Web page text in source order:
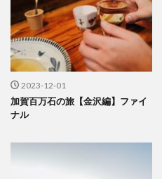
2023-12-01
加賀百万石の旅【金沢編】ファイ
ナル